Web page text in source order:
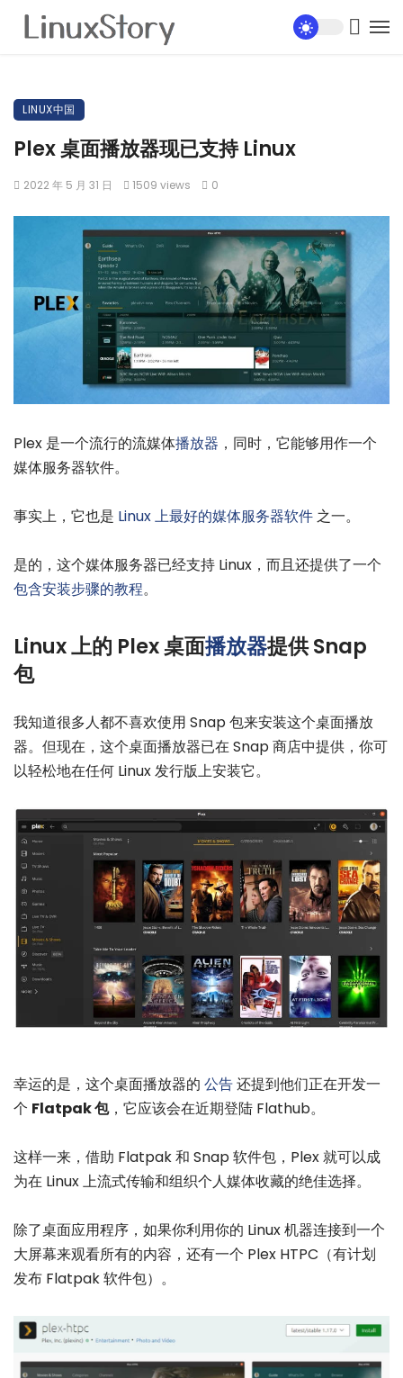
LINUX中国
Plex 桌面播放器现已支持 Linux
2022 年 5 月 31 日 1509 views 0
Plex 是一个流行的流媒体播放器 ，同时，它能够用作一个
媒体服务器软件。
事实上，它也是 Linux 上最好的媒体服务器软件之一。
是的，这个媒体服务器已经支持 Linux，而且还提供了一个
包含安装步骤的教程。
Linux 上的 Plex 桌面播放器提供 Snap
包
我知道很多人都不喜欢使用 Snap 包来安装这个桌面播放
器。但现在，这个桌面播放器已在 Snap 商店中提供，你可
以轻松地在任何 Linux 发行版上安装它。
幸运的是，这个桌面播放器的 公告还提到他们正在开发一
个 Flatpak 包，它应该会在近期登陆 Flathub。
这样一来，借助 Flatpak 和 Snap 软件包，Plex 就可以成
为在 Linux 上流式传输和组织个人媒体收藏的绝佳选择。
除了桌面应用程序，如果你利用你的 Linux 机器连接到一个
大屏幕来观看所有的内容，还有一个 Plex HTPC（有计划
发布 Flatpak 软件包）。